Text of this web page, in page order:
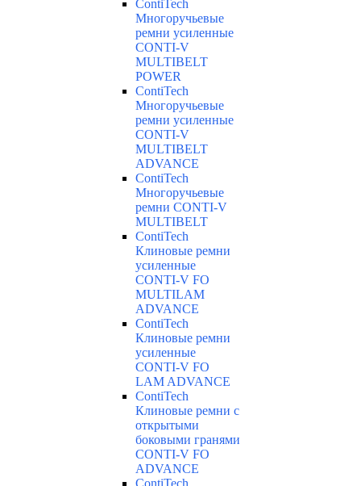
ContiTech
Многоручьевые
ремни усиленные
CONTI-V
MULTIBELT
POWER
ContiTech
Многоручьевые
ремни усиленные
CONTI-V
MULTIBELT
ADVANCE
ContiTech
Многоручьевые
ремни CONTI-V
MULTIBELT
ContiTech
Клиновые ремни
усиленные
CONTI-V FO
MULTILAM
ADVANCE
ContiTech
Клиновые ремни
усиленные
CONTI-V FO
LAM ADVANCE
ContiTech
Клиновые ремни с
открытыми
боковыми гранями
CONTI-V FO
ADVANCE